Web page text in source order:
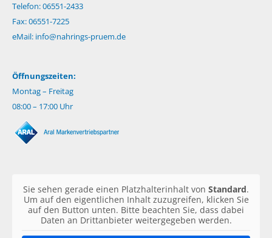
Telefon: 06551-2433
Fax: 06551-7225
eMail: info@nahrings-pruem.de
Öffnungszeiten:
Montag – Freitag
08:00 – 17:00 Uhr
Sie sehen gerade einen Platzhalterinhalt von Standard.
Um auf den eigentlichen Inhalt zuzugreifen, klicken Sie
auf den Button unten. Bitte beachten Sie, dass dabei
Daten an Drittanbieter weitergegeben werden.